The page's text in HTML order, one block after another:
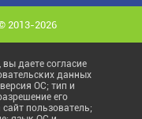
2026
даете согласие
данных
ОС; тип и
его
пользователь;